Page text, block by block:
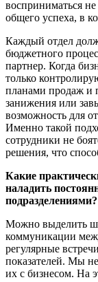
восприниматься
общего успеха, в
Каждый отдел
бюджетного
партнер. Когда
только
планами продаж и
занижения или
возможность для
Именно такой
сотрудники не
решения, что
Какие
наладить
подразделениями?
Можно выделить
коммуникации
регулярные
показателей. Мы
их с бизнесом. На